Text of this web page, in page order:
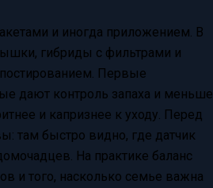
и иногда приложением. В
гибриды с фильтрами и
Первые
дают контроль запаха и меньше
и капризнее к уходу. Перед
там быстро видно, где датчик
На практике баланс
и того, насколько семье важна